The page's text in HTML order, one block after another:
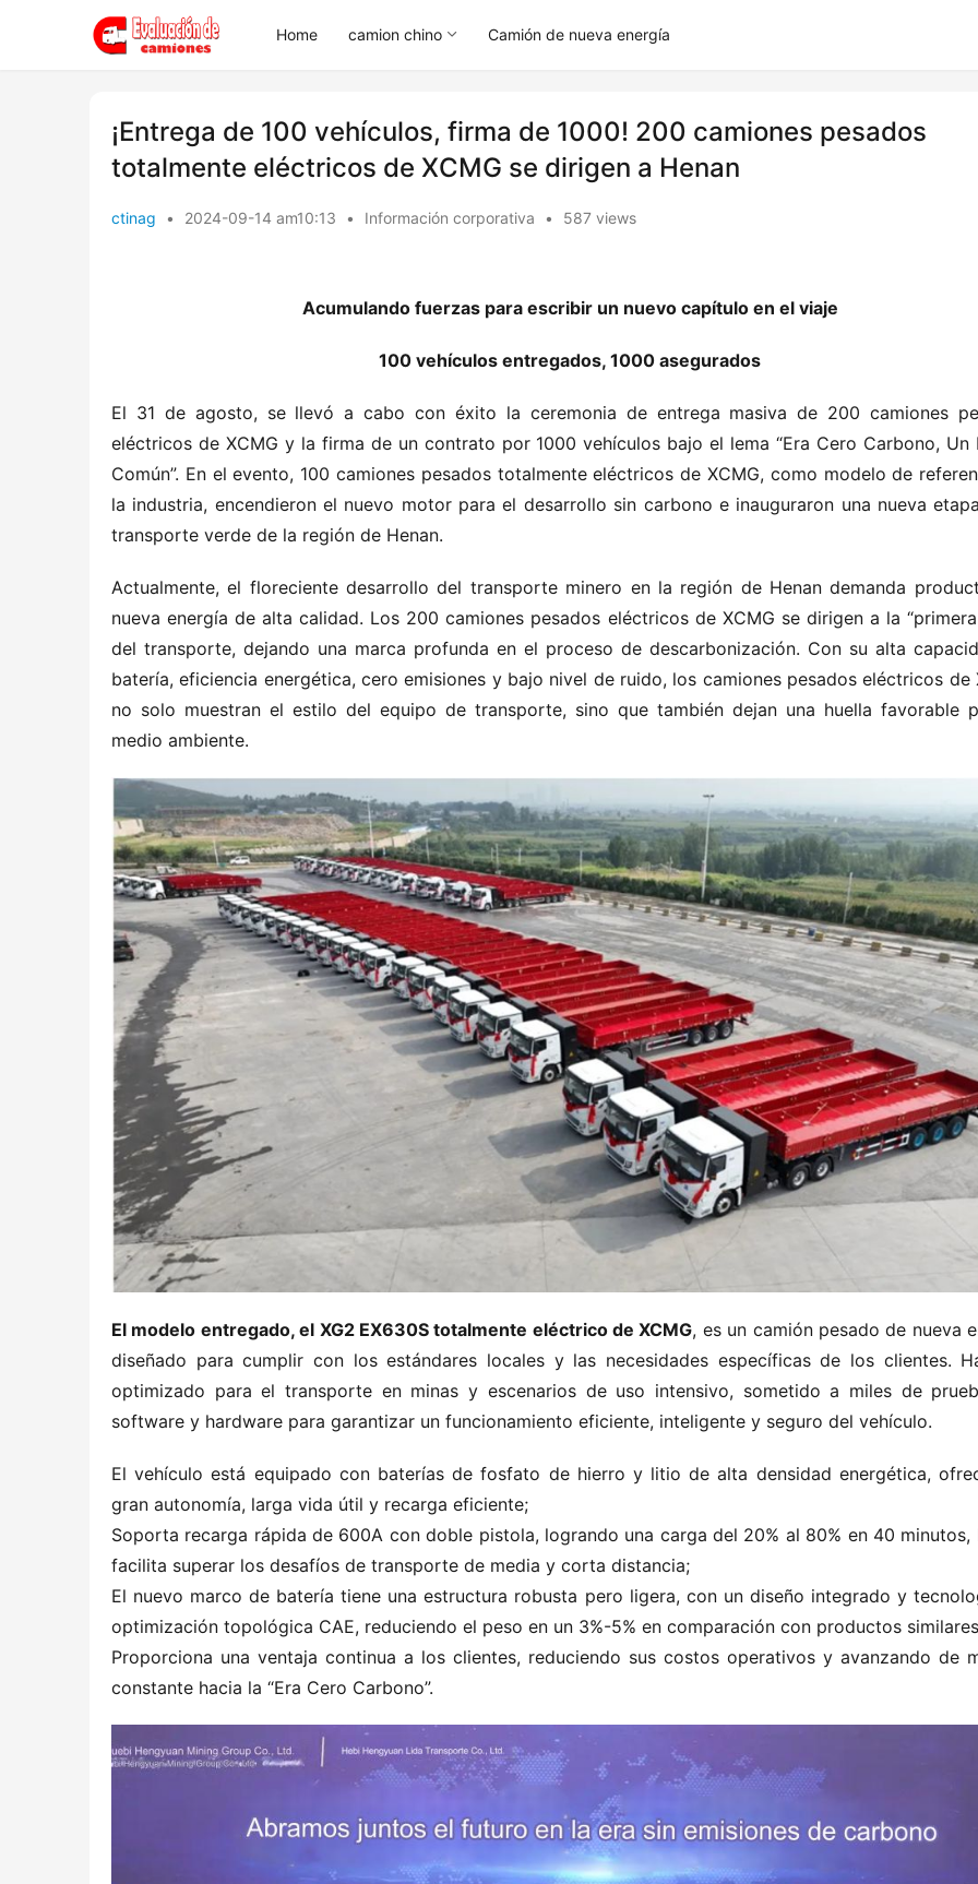
Home camion chino Camión de nueva energía
¡Entrega de 100 vehículos, firma de 1000! 200 camiones pesados
totalmente eléctricos de XCMG se dirigen a Henan
ctinag • 2024-09-14 am10:13 • Información corporativa • 587 views
Acumulando fuerzas para escribir un nuevo capítulo en el viaje
100 vehículos entregados, 1000 asegurados
El 31 de agosto, se llevó a cabo con éxito la ceremonia de entrega masiva de 200 camiones
eléctricos de XCMG y la firma de un contrato por 1000 vehículos bajo el lema “Era Cero Carbono, Un
Común”. En el evento, 100 camiones pesados totalmente eléctricos de XCMG, como modelo de
la industria, encendieron el nuevo motor para el desarrollo sin carbono e inauguraron una nueva
transporte verde de la región de Henan.
Actualmente, el floreciente desarrollo del transporte minero en la región de Henan demanda
nueva energía de alta calidad. Los 200 camiones pesados eléctricos de XCMG se dirigen a la “primera
del transporte, dejando una marca profunda en el proceso de descarbonización. Con su alta
batería, eficiencia energética, cero emisiones y bajo nivel de ruido, los camiones pesados eléctricos de
no solo muestran el estilo del equipo de transporte, sino que también dejan una huella favorable
medio ambiente.
El modelo entregado, el XG2 EX630S totalmente eléctrico de XCMG, es un camión pesado de nueva
diseñado para cumplir con los estándares locales y las necesidades específicas de los clientes.
optimizado para el transporte en minas y escenarios de uso intensivo, sometido a miles de
software y hardware para garantizar un funcionamiento eficiente, inteligente y seguro del vehículo.
El vehículo está equipado con baterías de fosfato de hierro y litio de alta densidad energética,
gran autonomía, larga vida útil y recarga eficiente;
Soporta recarga rápida de 600A con doble pistola, logrando una carga del 20% al 80% en 40 minutos,
facilita superar los desafíos de transporte de media y corta distancia;
El nuevo marco de batería tiene una estructura robusta pero ligera, con un diseño integrado y
optimización topológica CAE, reduciendo el peso en un 3%-5% en comparación con productos
Proporciona una ventaja continua a los clientes, reduciendo sus costos operativos y avanzando de
constante hacia la “Era Cero Carbono”.